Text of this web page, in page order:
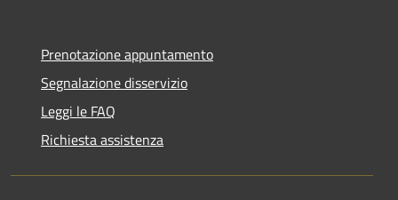
Prenotazione appuntamento
Segnalazione disservizio
Leggi le FAQ
Richiesta assistenza